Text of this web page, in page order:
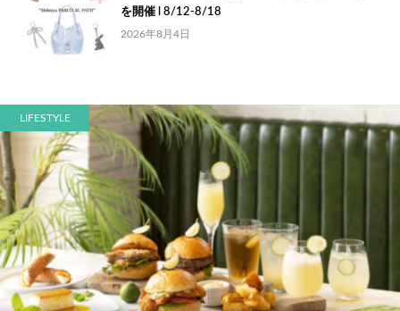
を開催 l 8/12-8/18
2026年8月4日
LIFESTYLE